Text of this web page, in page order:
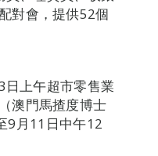
對會，提供52個
上午超市零售業
澳門馬揸度博士
9月11日中午12